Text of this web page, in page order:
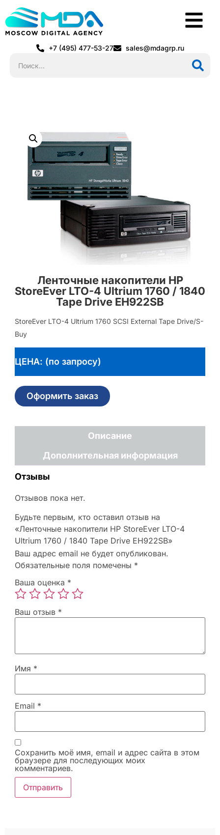
+7 (495) 477-53-27 sales@mdagrp.ru
Ленточные накопители HP
StoreEver LTO-4 Ultrium 1760 / 1840
Tape Drive EH922SB
StoreEver LTO-4 Ultrium 1760 SCSI External Tape Drive/S-
Buy
ЦЕНА: (по запросу)
Оформить заказ
Описание
Дополнительная информация
Отзывы
Отзывов пока нет.
Будьте первым, кто оставил отзыв на
«Ленточные накопители HP StoreEver LTO-4
Ultrium 1760 / 1840 Tape Drive EH922SB»
Ваш адрес email не будет опубликован.
Обязательные поля помечены *
Ваша оценка *
Ваш отзыв *
Имя *
Email *
Сохранить моё имя, email и адрес сайта в этом
браузере для последующих моих
комментариев.